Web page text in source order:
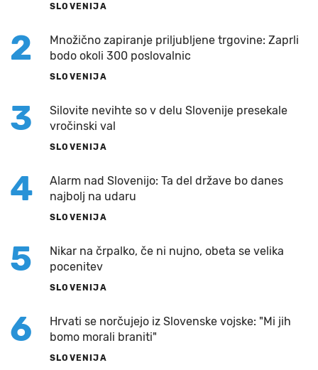
SLOVENIJA
2
Množično zapiranje priljubljene trgovine: Zaprli
bodo okoli 300 poslovalnic
SLOVENIJA
3
Silovite nevihte so v delu Slovenije presekale
vročinski val
SLOVENIJA
4
Alarm nad Slovenijo: Ta del države bo danes
najbolj na udaru
SLOVENIJA
5
Nikar na črpalko, če ni nujno, obeta se velika
pocenitev
SLOVENIJA
6
Hrvati se norčujejo iz Slovenske vojske: "Mi jih
bomo morali braniti"
SLOVENIJA